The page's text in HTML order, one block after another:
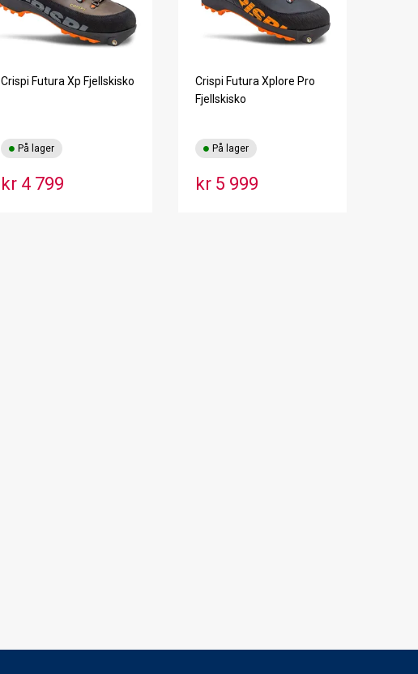
Crispi Futura Xp Fjellskisko
kr 4 799
På lager
Crispi Futura Xplore Pro
Fjellskisko
kr 5 999
På lager